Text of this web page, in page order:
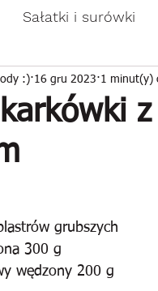
Sałatki i surówki
Zapiekanki
:) 16 gru 2023 1 minut(y)
grubszych
300 g
wędzony 200 g